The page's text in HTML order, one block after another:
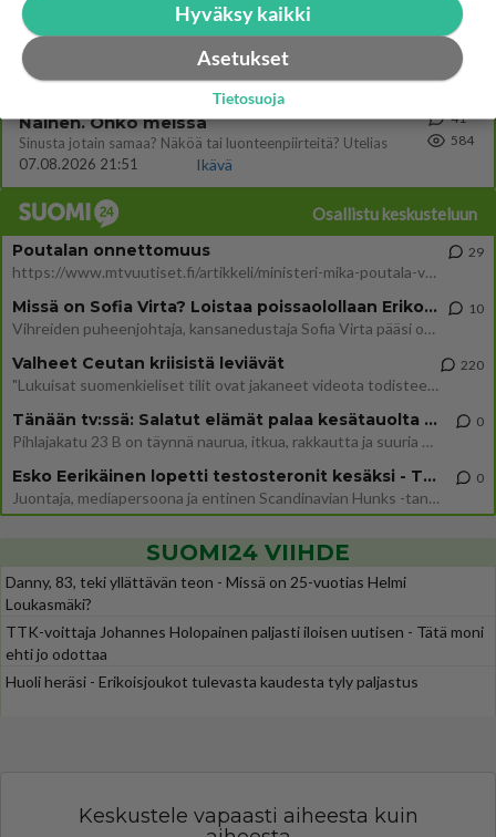
Niin kauan tätä
Onko vuotesi menneet hukkaan
09.08.2026 06:20
88
607
Nainen. Onko meissä
Sinusta jotain samaa? Näköä tai luonteenpiirteitä? Utelias
07.08.2026 21:51
Ikävä
41
584
Osallistu keskusteluun
Poutalan onnettomuus
https://www.mtvuutiset.fi/artikkeli/ministeri-mika-poutala-vakavassa-onnettomuudessa/9375980 Kumma kun jutussa ei manit
29
Missä on Sofia Virta? Loistaa poissaolollaan Erikoisjoukot uudelta kaudelta
Vihreiden puheenjohtaja, kansanedustaja Sofia Virta pääsi otsikoihin, kun tieto hänen osallistumisestaan Erikoisjoukot-k
10
Valheet Ceutan kriisistä leviävät
"Lukuisat suomenkieliset tilit ovat jakaneet videota todisteena siitä, että siirtolaisjoukot aiheuttavat edelleen Ceutas
220
Tänään tv:ssä: Salatut elämät palaa kesätauolta - Tässä hieman juonipaljastuksia
Pihlajakatu 23 B on täynnä naurua, itkua, rakkautta ja suuria salaisuuksia. Suomalaisten yksi pitkäikäisimmistä draamas
0
Esko Eerikäinen lopetti testosteronit kesäksi - Tämä ikävä vaikutus iski heti
Juontaja, mediapersoona ja entinen Scandinavian Hunks -tanssija Esko Eerikäinen on tunnettu avoimuudestaan. Nyt Eerikäi
0
SUOMI24 VIIHDE
Danny, 83, teki yllättävän teon - Missä on 25-vuotias Helmi
Loukasmäki?
TTK-voittaja Johannes Holopainen paljasti iloisen uutisen - Tätä moni
ehti jo odottaa
Huoli heräsi - Erikoisjoukot tulevasta kaudesta tyly paljastus
Keskustele vapaasti aiheesta kuin
Hyväksy kaikki
Asetukset
Tietosuoja